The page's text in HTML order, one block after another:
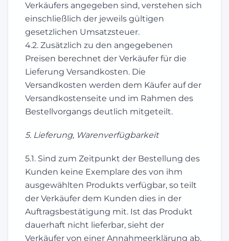
Verkäufers angegeben sind, verstehen sich
einschließlich der jeweils gültigen
gesetzlichen Umsatzsteuer.
4.2. Zusätzlich zu den angegebenen
Preisen berechnet der Verkäufer für die
Lieferung Versandkosten. Die
Versandkosten werden dem Käufer auf der
Versandkostenseite und im Rahmen des
Bestellvorgangs deutlich mitgeteilt.
5. Lieferung, Warenverfügbarkeit
5.1. Sind zum Zeitpunkt der Bestellung des
Kunden keine Exemplare des von ihm
ausgewählten Produkts verfügbar, so teilt
der Verkäufer dem Kunden dies in der
Auftragsbestätigung mit. Ist das Produkt
dauerhaft nicht lieferbar, sieht der
Verkäufer von einer Annahmeerklärung ab.